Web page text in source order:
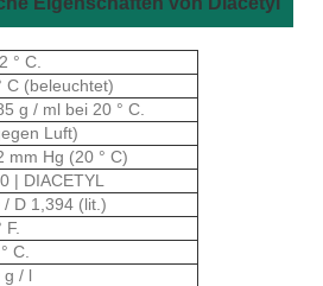
° C.
C (beleuchtet)
g / ml bei 20 ° C.
Luft)
mm Hg (20 ° C)
| DIACETYL
/ D 1,394 (lit.)
F.
C.
g / l